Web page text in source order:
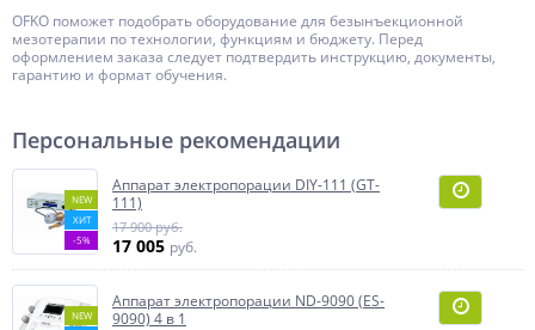
OFKO поможет подобрать оборудование для безынъекционной
мезотерапии по технологии, функциям и бюджету. Перед
оформлением заказа следует подтвердить инструкцию, документы,
гарантию и формат обучения.
Персональные рекомендации
NEW
ХИТ
-5%
Аппарат электропорации DIY-111 (GT-
111)
17 900 руб.
17 005 руб.
NEW
Аппарат электропорации ND-9090 (ES-
9090) 4 в 1